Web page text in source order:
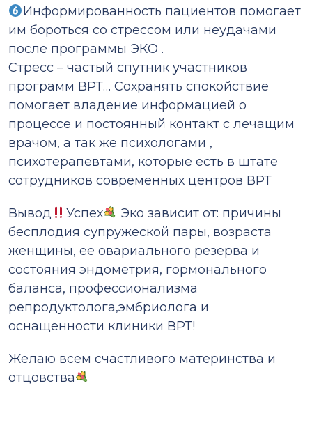
Информированность пациентов помогает
им бороться со стрессом или неудачами
после программы ЭКО .
Стресс – частый спутник участников
программ ВРТ… Сохранять спокойствие
помогает владение информацией о
процессе и постоянный контакт с лечащим
врачом, а так же психологами ,
психотерапевтами, которые есть в штате
сотрудников современных центров ВРТ
Вывод Успех
Эко зависит от: причины
бесплодия супружеской пары, возраста
женщины, ее овариального резерва и
состояния эндометрия, гормонального
баланса, профессионализма
репродуктолога,эмбриолога и
оснащенности клиники ВРТ!
Желаю всем счастливого материнства и
отцовства